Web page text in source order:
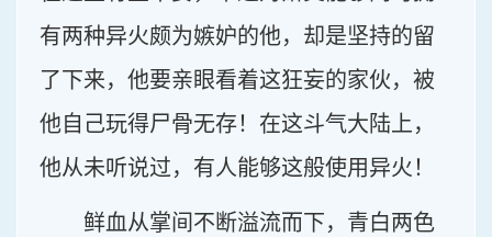
有两种异火颇为嫉妒的他，却是坚持的留
了下来，他要亲眼看着这狂妄的家伙，被
他自己玩得尸骨无存！在这斗气大陆上，
他从未听说过，有人能够这般使用异火！
鲜血从掌间不断溢流而下，青白两色